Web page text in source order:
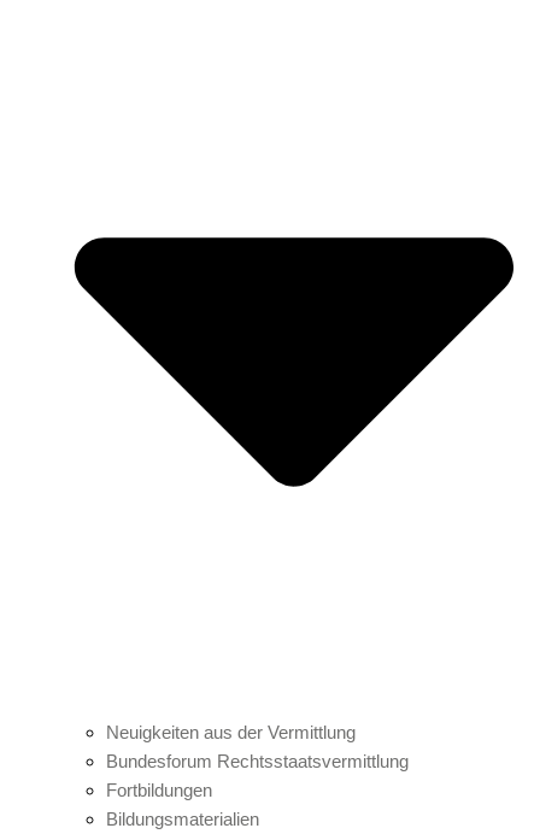
Neuigkeiten aus der Vermittlung
Bundesforum Rechtsstaatsvermittlung
Fortbildungen
Bildungsmaterialien